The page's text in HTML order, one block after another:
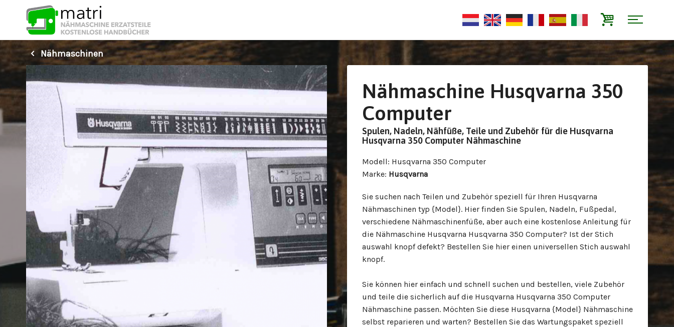
Nähmaschinen
Nähmaschine Husqvarna 350
Computer
Spulen, Nadeln, Nähfüße, Teile und Zubehör für die Husqvarna
Husqvarna 350 Computer Nähmaschine
Modell: Husqvarna 350 Computer
Marke: Husqvarna
Sie suchen nach Teilen und Zubehör speziell für Ihren Husqvarna
Nähmaschinen typ {Model}. Hier finden Sie Spulen, Nadeln, Fußpedal,
verschiedene Nähmaschinenfüße, aber auch eine kostenlose Anleitung für
die Nähmaschine Husqvarna Husqvarna 350 Computer? Ist der Stich
auswahl knopf defekt? Bestellen Sie hier einen universellen Stich auswahl
knopf.
Sie können hier einfach und schnell suchen und bestellen, viele Zubehör
und teile die sicherlich auf die Husqvarna Husqvarna 350 Computer
Nähmaschine passen. Möchten Sie diese Husqvarna {Model} Nähmaschine
selbst reparieren und warten? Bestellen Sie das Wartungspaket speziell